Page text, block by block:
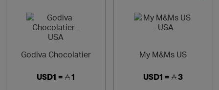
Godiva Chocolatier
USD1 = 1
My M&Ms US
USD1 = 3